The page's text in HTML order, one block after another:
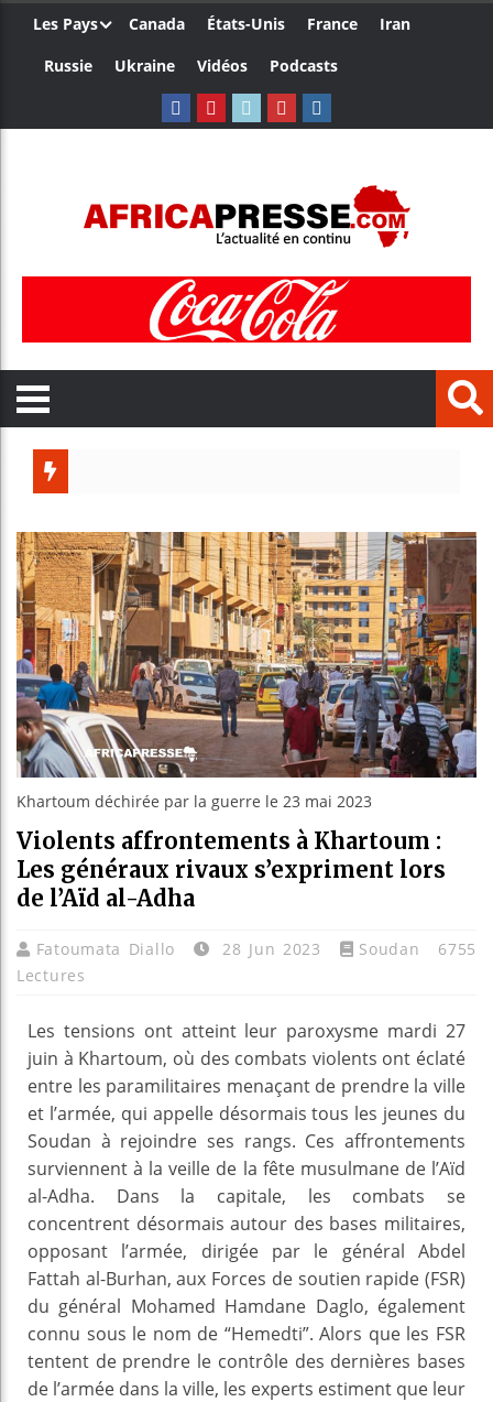
Les Pays Canada États-Unis France
Iran
Russie
Ukraine Vidéos Podcasts
Bénin :
Aliko
Khartoum déchirée par la guerre le 23 mai 2023
Violents affrontements à Khartoum :
Les généraux rivaux s’expriment lors
de l’Aïd al-Adha
Fatoumata Diallo 28 Jun 2023 Soudan
6755
Lectures
Les tensions ont atteint leur paroxysme mardi 27
juin à Khartoum, où des combats violents ont éclaté
entre les paramilitaires menaçant de prendre la ville
et l’armée, qui appelle désormais tous les jeunes du
Soudan à rejoindre ses rangs. Ces affrontements
surviennent à la veille de la fête musulmane de l’Aïd
al-Adha. Dans la capitale, les combats se
concentrent désormais autour des bases militaires,
opposant l’armée, dirigée par le général Abdel
Fattah al-Burhan, aux Forces de soutien rapide (FSR)
du général Mohamed Hamdane Daglo, également
connu sous le nom de “Hemedti”. Alors que les FSR
tentent de prendre le contrôle des dernières bases
de l’armée dans la ville, les experts estiment que leur